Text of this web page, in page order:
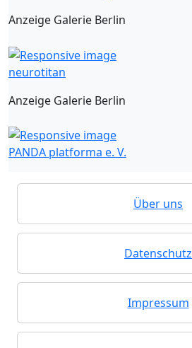
Anzeige Galerie Berlin
neurotitan
Anzeige Galerie Berlin
PANDA platforma e. V.
Über uns
Datenschutz
Impressum